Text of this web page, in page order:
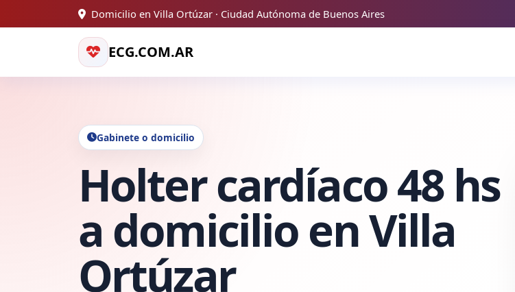
Domicilio en Villa Ortúzar · Ciudad Autónoma de Buenos Aires
ECG.COM.AR
Gabinete o domicilio
Holter cardíaco 48 hs
a domicilio en Villa
Ortúzar